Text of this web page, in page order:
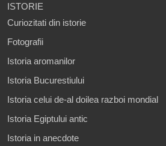
ISTORIE
Curiozitati din istorie
Fotografii
Istoria aromanilor
Istoria Bucurestiului
Istoria celui de-al doilea razboi mondial
Istoria Egiptului antic
Istoria in anecdote